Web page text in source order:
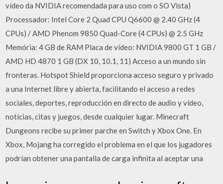
vídeo da NVIDIA recomendada para uso com o SO Vista)
Processador: Intel Core 2 Quad CPU Q6600 @ 2.40 GHz (4
CPUs) / AMD Phenom 9850 Quad-Core (4 CPUs) @ 2.5 GHz
Memória: 4 GB de RAM Placa de vídeo: NVIDIA 9800 GT 1 GB /
AMD HD 4870 1 GB (DX 10, 10.1, 11) Acceso a un mundo sin
fronteras. Hotspot Shield proporciona acceso seguro y privado
a una Internet libre y abierta, facilitando el acceso a redes
sociales, deportes, reproducción en directo de audio y vídeo,
noticias, citas y juegos, desde cualquier lugar. Minecraft
Dungeons recibe su primer parche en Switch y Xbox One. En
Xbox, Mojang ha corregido el problema en el que los jugadores
podrían obtener una pantalla de carga infinita al aceptar una